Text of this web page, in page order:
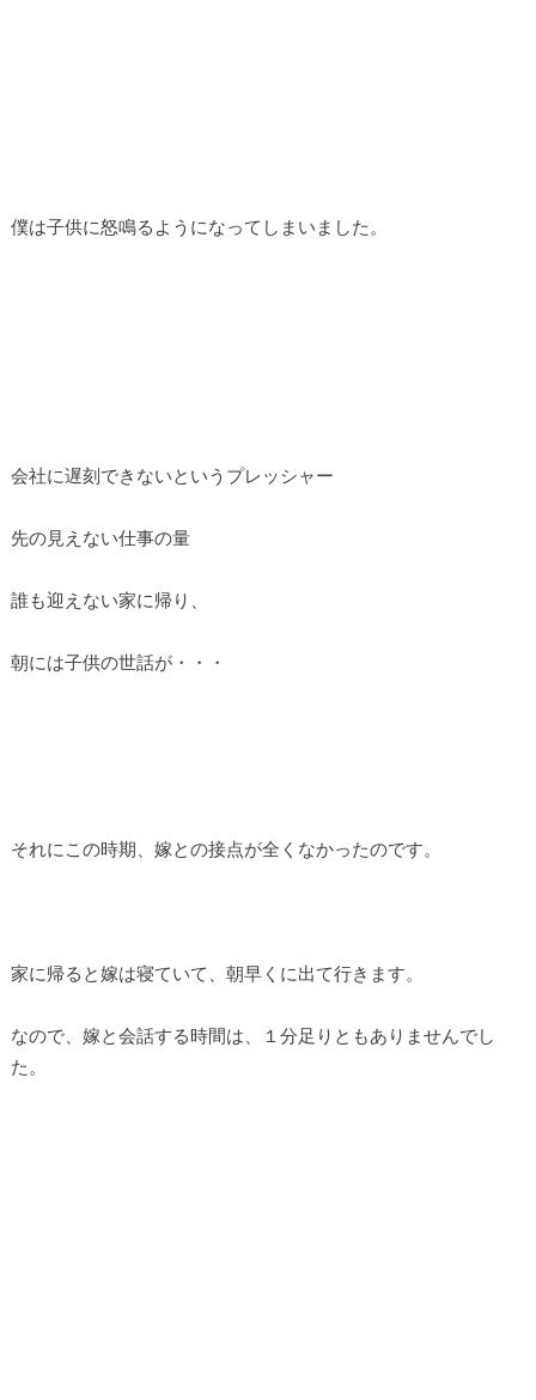
僕は子供に怒鳴るようになってしまいました。
会社に遅刻できないというプレッシャー
先の見えない仕事の量
誰も迎えない家に帰り、
朝には子供の世話が・・・
それにこの時期、嫁との接点が全くなかったのです。
家に帰ると嫁は寝ていて、朝早くに出て行きます。
なので、嫁と会話する時間は、１分足りともありませんでし
た。